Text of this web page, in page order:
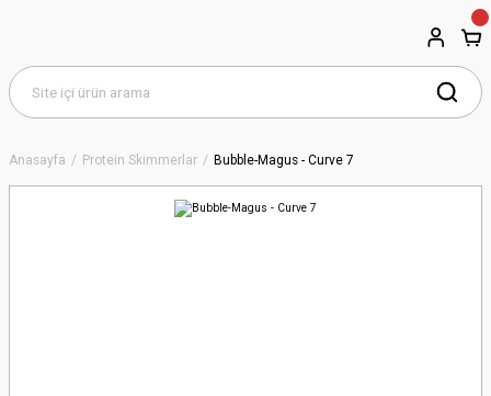
Anasayfa Protein Skimmerlar Bubble-Magus - Curve 7